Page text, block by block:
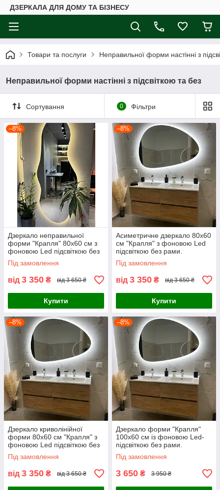
ДЗЕРКАЛА ДЛЯ ДОМУ ТА БІЗНЕСУ
Товари та послуги Неправильної форми настінні з
Неправильної форми настінні з підсвіткою та без
Сортування 0 Фільтри
–8%
Дзеркало неправильної
форми "Крапля" 80х60 см з
фоновою Led підсвіткою без
рами. Дзеркала для ванної
кімнати
Під замовлення
від 3 350 ₴ від 3 650 ₴
Купити
–8%
Асиметричне дзеркало 80х60
см "Крапля" з фоновою Led
підсвіткою без рами.
Дзеркала для ванної кімнати
Під замовлення
від 3 350 ₴ від 3 650 ₴
Купити
–8%
Дзеркало криволінійної
форми 80х60 см "Крапля" з
фоновою Led підсвіткою без
рами. Дзеркала для ванної
кімнати
Під замовлення
від 3 350 ₴ від 3 650 ₴
–8%
Дзеркало форми "Крапля"
100х60 см із фоновою Led-
підсвіткою без рами.
Дзеркала для ванної кімнати
Під замовлення
3 650 ₴ 3 950 ₴